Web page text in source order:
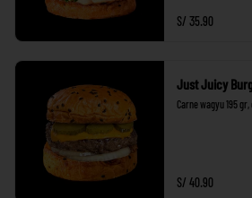
S/ 35.90
Just Juicy
Carne wagyu 195
S/ 40.90